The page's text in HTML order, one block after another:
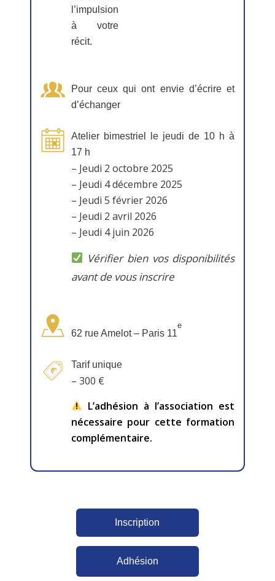
l’impulsion
à votre
récit.
Pour ceux qui ont envie d’écrire et
d’échanger
Atelier bimestriel le jeudi de 10 h à
17 h
– Jeudi 2 octobre 2025
– Jeudi 4 décembre 2025
– Jeudi 5 février 2026
– Jeudi 2 avril 2026
– Jeudi 4 juin 2026
Vérifier bien vos disponibilités
avant de vous inscrire
62 rue Amelot – Paris 11
e
Tarif unique
– 300 €
L’adhésion à l’association est
nécessaire pour cette formation
complémentaire.
Inscription
Adhésion